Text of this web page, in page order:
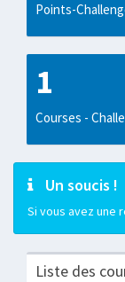
Points-
1
Courses -
Un soucis !
Si vous avez une
Liste des